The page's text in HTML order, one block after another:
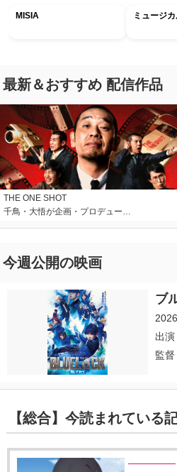
MISIA ミュージ
最新＆おすすめ 配信作品
THE ONE SHOT
千鳥・大悟が企画・プロデュー…
今週公開の映画
ブ
出
監
【総合】今読まれている